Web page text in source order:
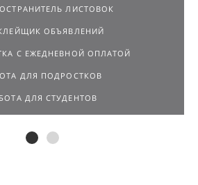
ПО РАЗДАЧЕ ЛИСТОВОК
ЛИСТОВОК
ОБЪЯВЛЕНИЙ
С ЕЖЕДНЕВНОЙ ОПЛАТОЙ
ДЛЯ ПОДРОСТКОВ